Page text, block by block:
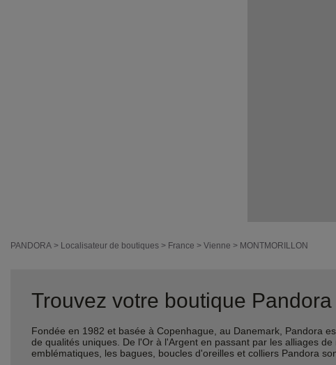
PANDORA > Localisateur de boutiques > France > Vienne > MONTMORILLON
Trouvez votre boutique
Fondée en 1982 et basée à Copenhague, au Danemark, Pandora
de qualités uniques. De l'Or à l'Argent en passant par les alliages
emblématiques, les bagues, boucles d'oreilles et colliers Pandora